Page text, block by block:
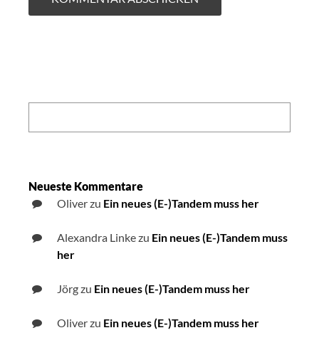
Neueste Kommentare
Oliverzu Ein neues (E-)Tandem muss her
Alexandra Linkezu Ein neues (E-)Tandem muss
her
Jörgzu Ein neues (E-)Tandem muss her
Oliverzu Ein neues (E-)Tandem muss her